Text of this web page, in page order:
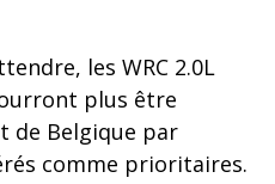
les WRC 2.0L
plus être
de Belgique par
comme prioritaires.